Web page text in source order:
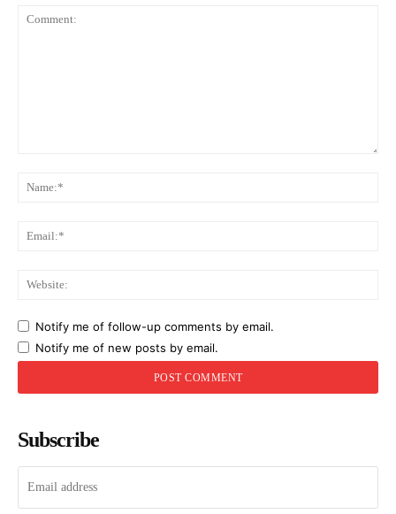
Notify me of follow-up comments by email.
Notify me of new posts by email.
Subscribe